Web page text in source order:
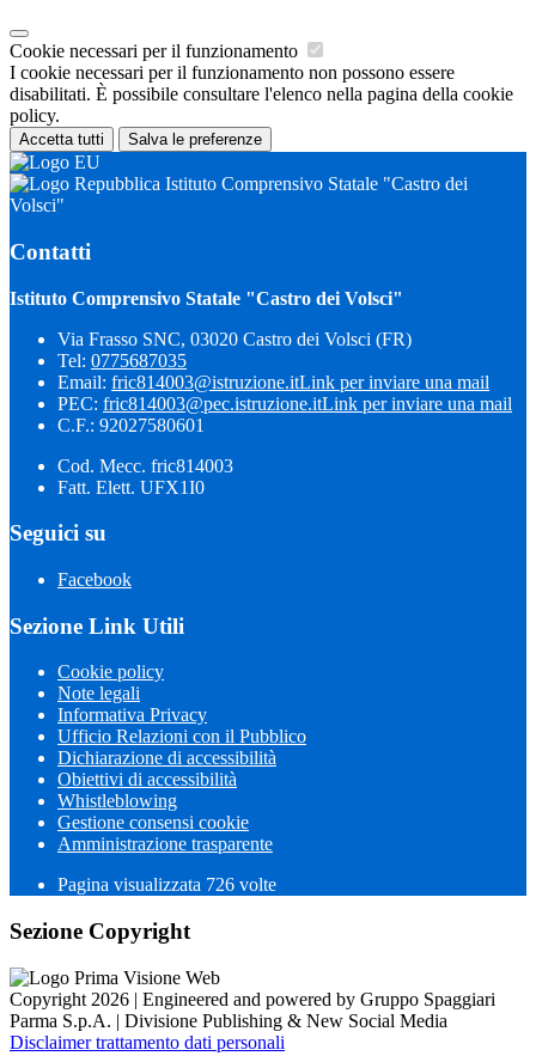
Cookie necessari per il funzionamento
I cookie necessari per il funzionamento non possono essere
disabilitati. È possibile consultare l'elenco nella pagina della cookie
policy.
Accetta tutti Salva le preferenze
Istituto Comprensivo Statale "Castro dei
Volsci"
Contatti
Istituto Comprensivo Statale "Castro dei Volsci"
Via Frasso SNC, 03020 Castro dei Volsci (FR)
Tel: 0775687035
Email: fric814003@istruzione.itLink per inviare una mail
PEC: fric814003@pec.istruzione.itLink per inviare una mail
C.F.: 92027580601
Cod. Mecc. fric814003
Fatt. Elett. UFX1I0
Seguici su
Facebook
Sezione Link Utili
Cookie policy
Note legali
Informativa Privacy
Ufficio Relazioni con il Pubblico
Dichiarazione di accessibilità
Obiettivi di accessibilità
Whistleblowing
Gestione consensi cookie
Amministrazione trasparente
Pagina visualizzata 726 volte
Sezione Copyright
Copyright 2026 | Engineered and powered by Gruppo Spaggiari
Parma S.p.A. | Divisione Publishing & New Social Media
Disclaimer trattamento dati personali